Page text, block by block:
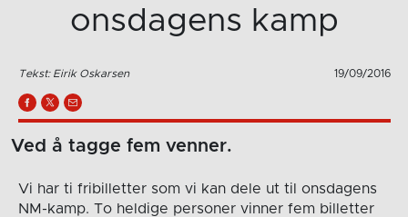
onsdagens kamp
Tekst: Eirik Oskarsen 19/09/2016
Ved å tagge fem venner.
Vi har ti fribilletter som vi kan dele ut til onsdagens
NM-kamp. To heldige personer vinner fem billetter